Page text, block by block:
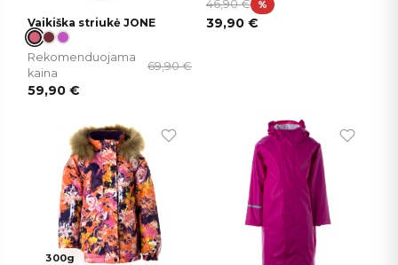
Vaikiška striukė JONE
Rekomenduojama
kaina
69,90€
59,90€
46,90€ %
39,90 €
300g